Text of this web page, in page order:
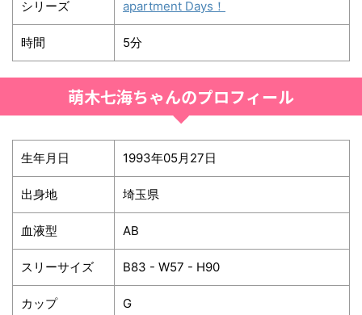
シリーズ apartment Days！
時間 5分
萌木七海ちゃんのプロフィール
生年月日 1993年05月27日
出身地 埼玉県
血液型 AB
スリーサイズ B83 - W57 - H90
カップ G